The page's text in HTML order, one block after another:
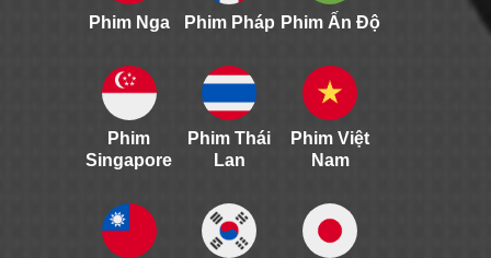
Phim Nga Phim Pháp Phim Ấn Độ
Phim
Singapore
Phim Thái
Lan
Phim Việt
Nam